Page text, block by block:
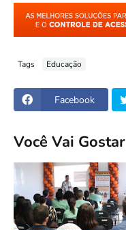
Tags Educação
Facebook
Você Vai Gostar